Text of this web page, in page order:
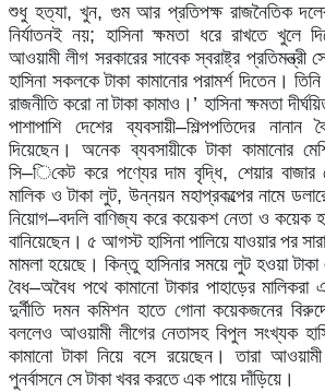
শুধু হত্যা,খুন, গুম আর প্রতিপক্ষ রাজনৈতিক
নির্যাতনই নয়;হাসিনা ক্ষমতা ধরে রাখতে খুলে
আওয়ামী লীগ সরকারের সাবেক স্বরাষ্ট্র প্রতিমন্ত্রী
হাসিনা সকলকে টাকা কামানোর পরামর্শ দিতেন। তিনি
রাজনীতি করো না টাকা কামাও। ’হাসিনা ক্ষমতা
পাশাপাশি
দেশের ব্যবসায়ী–শিল্পপতিদের নানান
দিয়েছেন।
অনেক ব্যবসায়ীকে টাকা কামানোর
সি–িকেট করে পণ্যের দাম বৃদ্ধি, শেয়ার বাজার
মালিক ও টাকা লুট,উন্নয়ন মহাপ্রকল্পের নামে
নিয়োগ–বদলি বাণিজ্য করে কয়েকশ নেতা ও কয়েক
বানিয়েছেন। ৫ আগস্ট হাসিনা পালিয়ে যাওয়ার পর
মামলা হয়েছে। কিন্তু হাসিনার সময়ে লুট হওয়া টাকা
বৈধ–অবৈধ পথে কামানো টাকার পাহাড়ের মালিকরা
দুর্নীতি দমন কমিশন হাতে গোনা কয়েকজনের
বললেও আওয়ামী লীগের নেতাসহ বিপুল সংখ্যক
কামানো টাকা নিয়ে বসে রয়েছেন। তারা আওয়ামী
পুনর্বাসনে সে টাকা খবর করতে এক পায়ে দাঁড়িয়ে।